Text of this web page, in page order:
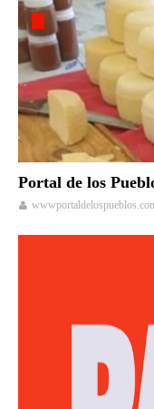
Portal de los